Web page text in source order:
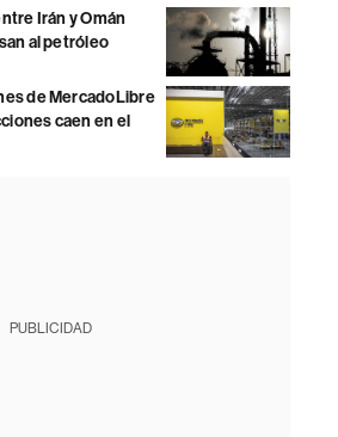
Irán y Omán
al petróleo
de MercadoLibre
caen en el
PUBLICIDAD